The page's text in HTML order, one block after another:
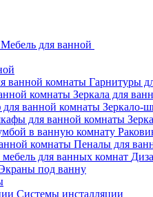
Мебель для ванной
Гарнитуры
Зеркала для
Зеркало-
Пеналы для
под ванну
Системы инсталляции